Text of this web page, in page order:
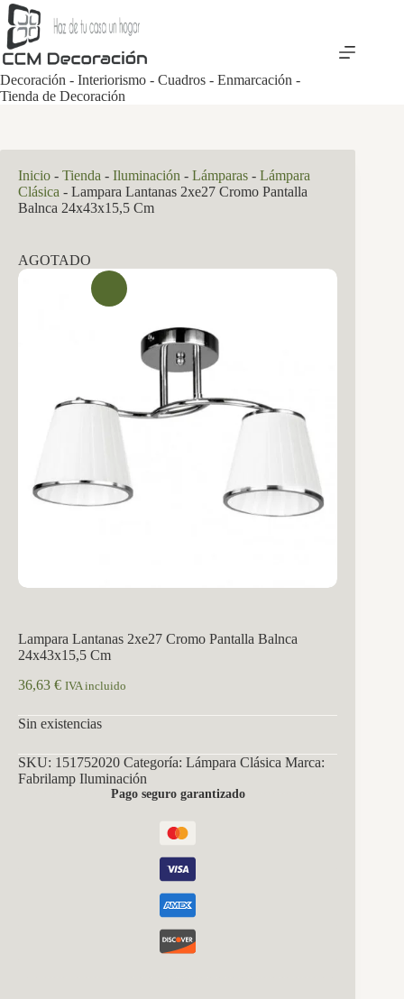
Saltar
al
contenido
Decoración - Interiorismo - Cuadros - Enmarcación -
Tienda de Decoración
Inicio - Tienda - Iluminación - Lámparas - Lámpara
Clásica - Lampara Lantanas 2xe27 Cromo Pantalla
Balnca 24x43x15,5 Cm
AGOTADO
Lampara Lantanas 2xe27 Cromo Pantalla Balnca
24x43x15,5 Cm
36,63 € IVA incluido
Sin existencias
SKU: 151752020 Categoría: Lámpara Clásica Marca:
Fabrilamp Iluminación
Pago seguro garantizado